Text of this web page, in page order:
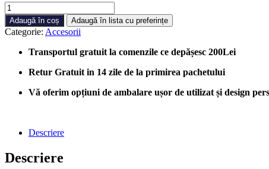
Cantitate
Filtru
de
apa
Intenza+
espressoare
Saeco
Adaugă în coș Adaugă în lista cu preferințe
Categorie: Accesorii
Transportul gratuit la comenzile ce depășesc 200Lei
Retur Gratuit in 14 zile de la primirea pachetului
Vă oferim opțiuni de ambalare ușor de utilizat și design
Descriere
Descriere